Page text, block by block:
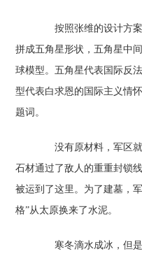
按照张维的设计方案
拼成五角星形状，五角星中
球模型。五角星代表国际反
型代表白求恩的国际主义情
题词。
没有原材料，军区就
石材通过了敌人的重重封锁
被运到了这里。为了建墓，
格”从太原换来了水泥。
寒冬滴水成冰，但是